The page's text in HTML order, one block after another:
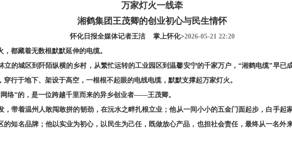
万家灯火一线牵
湘鹤集团王茂卿的创业初心与民生情怀
怀化日报全媒体记者王洁 掌上怀化>2026-05-21 22:20
，都藏着无数根默默延伸的电缆。
立的城区到阡陌纵横的乡村，从繁忙运转的工业园区到温馨安宁的千家万户，“湘鹤电缆”早已
穿行于地下、架设于高空，一根根不起眼的电线电缆，默默支撑起万家灯火。
络”的，是一位跨越千里而来的异乡创业者——王茂卿。
，带着温州人敢闯敢拼的韧劲，在沅水之畔扎根立业；他从一间小小的五金门面起步，白手起
的知名品牌；他以实业为初心，以民生为己任，既做放心产品，也担社会责任，最终从一名外